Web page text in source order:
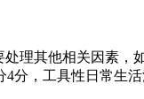
理其他相关因素
，工具性日常生活